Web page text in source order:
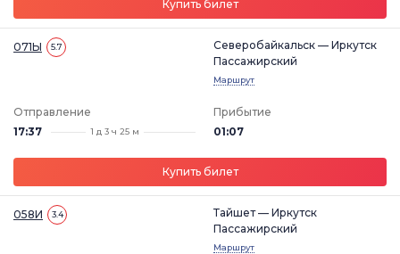
Купить билет
071Ы 5.7
Северобайкальск — Иркутск
Пассажирский
Маршрут
Отправление
17:37
1 д 3 ч 25 м
Прибытие
01:07
Купить билет
058И 3.4
Тайшет — Иркутск
Пассажирский
Маршрут